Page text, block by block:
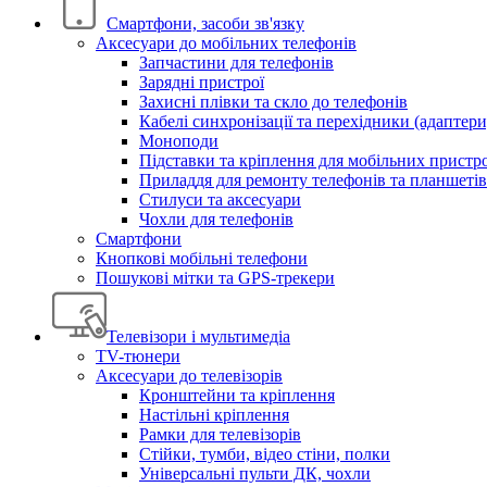
Смартфони, засоби зв'язку
Аксесуари до мобільних телефонів
Запчастини для телефонів
Зарядні пристрої
Захисні плівки та скло до телефонів
Кабелі синхронізації та перехідники
Моноподи
Підставки та кріплення для мобільних
Приладдя для ремонту телефонів та планшетів
Стилуси та аксесуари
Чохли для телефонів
Смартфони
Кнопкові мобільні телефони
Пошукові мітки та GPS-трекери
Телевізори і мультимедіа
TV-тюнери
Аксесуари до телевізорів
Кронштейни та кріплення
Настільні кріплення
Рамки для телевізорів
Стійки, тумби, відео стіни, полки
Універсальні пульти ДК, чохли